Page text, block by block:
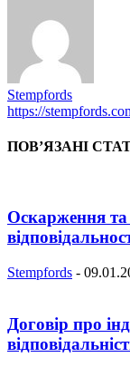
Stempfords
https://
ПОВ’ЯЗАНІ
Оскарження та
Stempfords -
Договір про